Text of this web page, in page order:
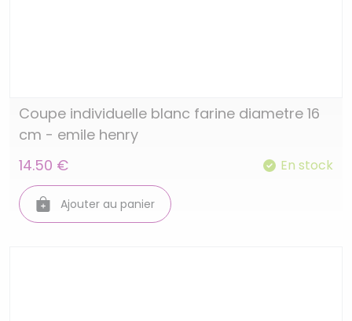
Coupe individuelle blanc farine diametre 16
cm - emile henry
14.50 €
En stock
Ajouter au panier